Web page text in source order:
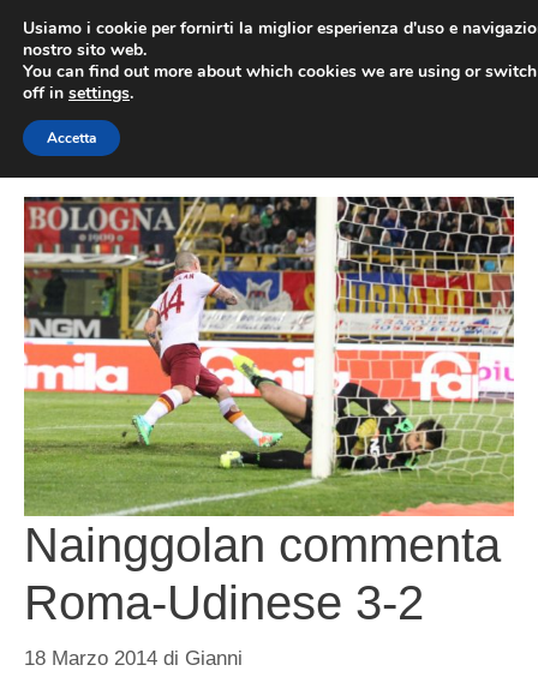
contenuto
Nainggolan commenta
Roma-Udinese 3-2
18 Marzo 2014 di Gianni
Usiamo i cookie per fornirti la miglior esperienza d'uso e
nostro sito web.
You can find out more about which cookies we are using or
off in settings.
Accetta